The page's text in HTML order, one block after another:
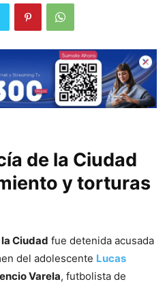
de la Ciudad
y torturas
Ciudad fue detenida acusada
del adolescente Lucas
Varela, futbolista de